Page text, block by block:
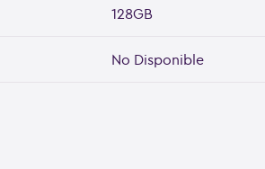
128GB
No Disponible